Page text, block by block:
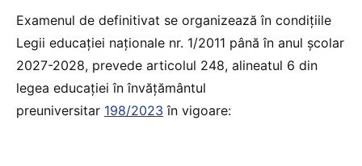
Examenul de definitivat se organizează în condițiile
Legii educației naționale nr. 1/2011 până în anul școlar
2027-2028, prevede articolul 248, alineatul 6 din
legea educației în învățământul
preuniversitar 198/2023 în vigoare: